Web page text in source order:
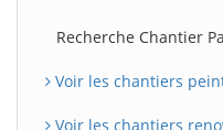
Recherche Chantier
Voir les chantiers
Voir les chantiers